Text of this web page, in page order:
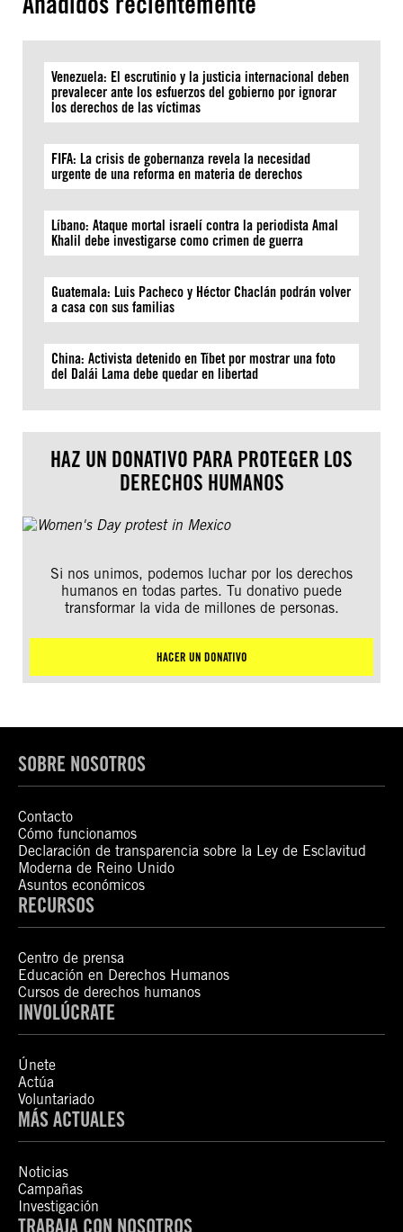
Venezuela: El escrutinio y la justicia internacional deben
prevalecer ante los esfuerzos del gobierno por ignorar
los derechos de las víctimas
FIFA: La crisis de gobernanza revela la necesidad
urgente de una reforma en materia de derechos
Líbano: Ataque mortal israelí contra la periodista Amal
Khalil debe investigarse como crimen de guerra
Guatemala: Luis Pacheco y Héctor Chaclán podrán volver
a casa con sus familias
China: Activista detenido en Tíbet por mostrar una foto
del Dalái Lama debe quedar en libertad
HAZ UN DONATIVO PARA PROTEGER LOS
DERECHOS HUMANOS
Si nos unimos, podemos luchar por los derechos
humanos en todas partes. Tu donativo puede
transformar la vida de millones de personas.
HACER UN DONATIVO
SOBRE NOSOTROS
Contacto
Cómo funcionamos
Declaración de transparencia sobre la Ley de Esclavitud
Moderna de Reino Unido
Asuntos económicos
RECURSOS
Centro de prensa
Educación en Derechos Humanos
Cursos de derechos humanos
INVOLÚCRATE
Únete
Actúa
Voluntariado
MÁS ACTUALES
Noticias
Campañas
Investigación
TRABAJA CON NOSOTROS